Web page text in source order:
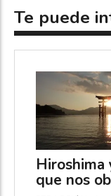
Te puede
Hiroshima
que nos